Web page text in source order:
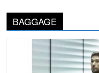
BAGGAGE